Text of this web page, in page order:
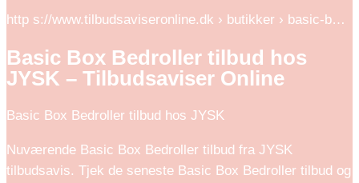
http s://www.tilbudsaviseronline.dk › butikker › basic-b…
Basic Box Bedroller tilbud hos
JYSK – Tilbudsaviser Online
Basic Box Bedroller tilbud hos JYSK
Nuværende Basic Box Bedroller tilbud fra JYSK
tilbudsavis. Tjek de seneste Basic Box Bedroller tilbud og